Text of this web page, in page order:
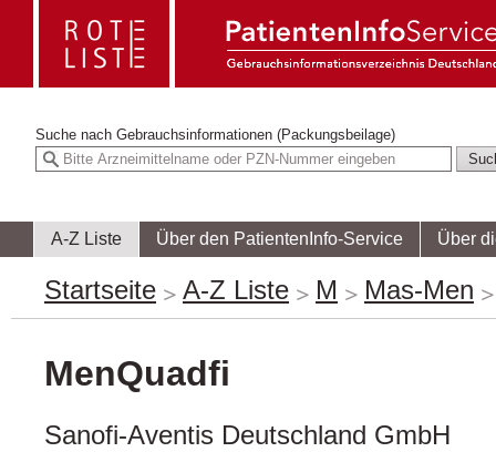
Suche nach Gebrauchsinformationen (Packungsbeilage)
A-Z Liste Über den PatientenInfo-Service Über
Startseite A-Z Liste M Mas-Men
MenQuadfi
Sanofi-Aventis Deutschland GmbH